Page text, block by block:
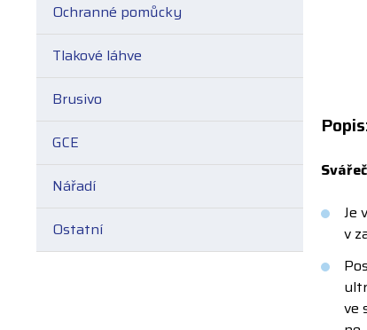
Ochranné pomůcky
Tlakové láhve
Brusivo
GCE
Nářadí
Ostatní
Je
v
ve